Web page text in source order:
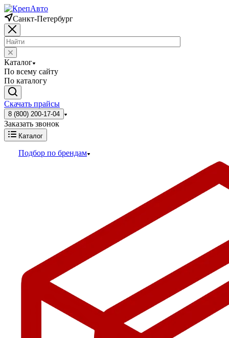
Санкт-Петербург
Каталог
По всему сайту
По каталогу
Скачать прайсы
8 (800) 200-17-04
Заказать звонок
Каталог
Подбор по брендам